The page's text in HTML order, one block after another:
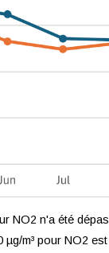
NO2 n'a été
m³ pour NO2